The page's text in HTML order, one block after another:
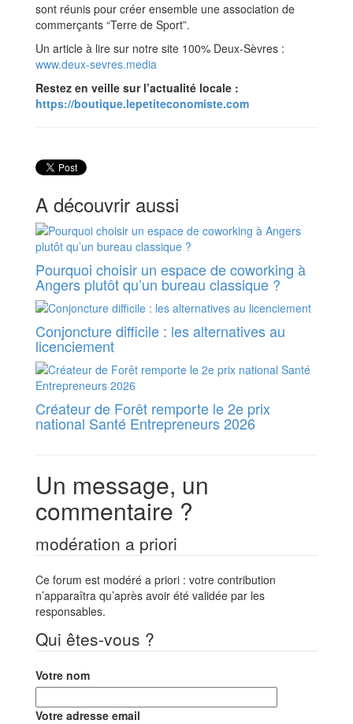
sont réunis pour créer ensemble une association de
commerçants “Terre de Sport”.
Un article à lire sur notre site 100% Deux-Sèvres :
www.deux-sevres.media
Restez en veille sur l’actualité locale :
https://boutique.lepetiteconomiste.com
A découvrir aussi
Pourquoi choisir un espace de coworking à
Angers plutôt qu’un bureau classique ?
Conjoncture difficile : les alternatives au
licenciement
Créateur de Forêt remporte le 2e prix
national Santé Entrepreneurs 2026
Un message, un
commentaire ?
modération a priori
Ce forum est modéré a priori : votre contribution
n’apparaîtra qu’après avoir été validée par les
responsables.
Qui êtes-vous ?
Votre nom
Votre adresse email